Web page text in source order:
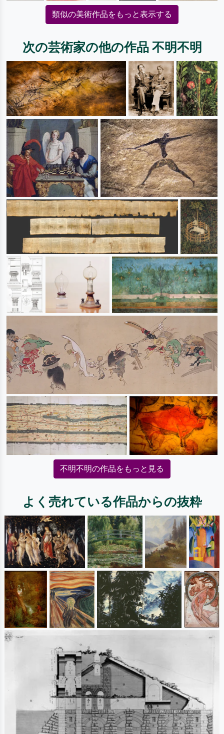
類似の美術作品をもっと表示する
次の芸術家の他の作品 不明不明
不明不明の作品をもっと見る
よく売れている作品からの抜粋